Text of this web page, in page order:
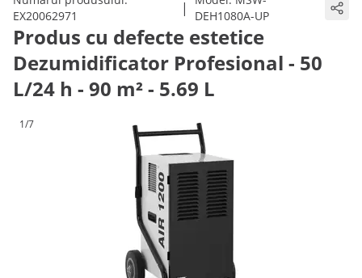
EX20062971
|
DEH1080A-UP
Produs cu defecte estetice
Dezumidificator Profesional - 50
L/24 h - 90 m² - 5.69 L
1/7